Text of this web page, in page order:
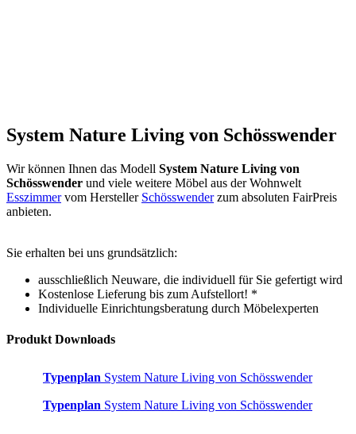
System Nature Living von Schösswender
Wir können Ihnen das Modell System Nature Living von
Schösswender und viele weitere Möbel aus der Wohnwelt
Esszimmervom Hersteller Schösswenderzum absoluten FairPreis
anbieten.
Sie erhalten bei uns grundsätzlich:
ausschließlich Neuware, die individuell für Sie gefertigt wird
Kostenlose Lieferung bis zum Aufstellort! *
Individuelle Einrichtungsberatung durch Möbelexperten
Produkt Downloads
Typenplan System Nature Living von Schösswender
Typenplan System Nature Living von Schösswender